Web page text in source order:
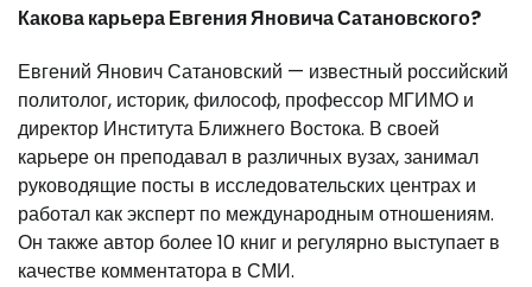
Какова карьера Евгения Яновича Сатановского?
Евгений Янович Сатановский — известный российский
политолог, историк, философ, профессор МГИМО и
директор Института Ближнего Востока. В своей
карьере он преподавал в различных вузах, занимал
руководящие посты в исследовательских центрах и
работал как эксперт по международным отношениям.
Он также автор более 10 книг и регулярно выступает в
качестве комментатора в СМИ.